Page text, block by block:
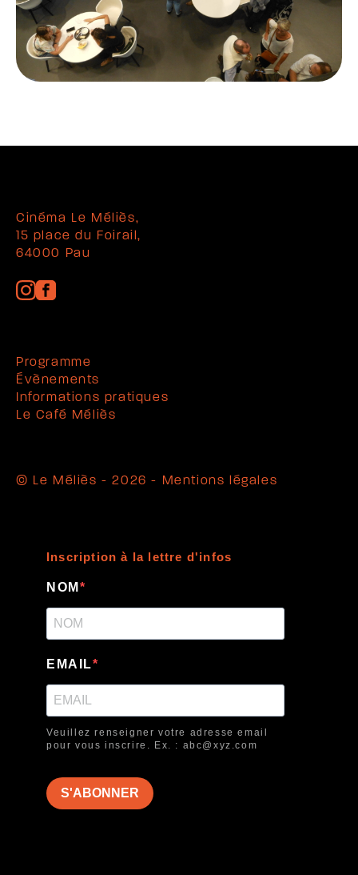
Cinéma Le Méliès,
15 place du Foirail,
64000 Pau
Programme
Évènements
Informations pratiques
Le Café Méliès
© Le Méliès - 2026 - Mentions légales
Inscription à la lettre d'infos
NOM
EMAIL
Veuillez renseigner votre adresse email
pour vous inscrire. Ex. : abc@xyz.com
S'ABONNER